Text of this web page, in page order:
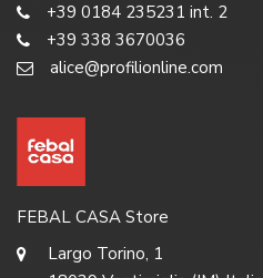
+39 0184 235231 int. 2
+39 338 3670036
alice@profilionline.com
FEBAL CASA Store
Largo Torino, 1